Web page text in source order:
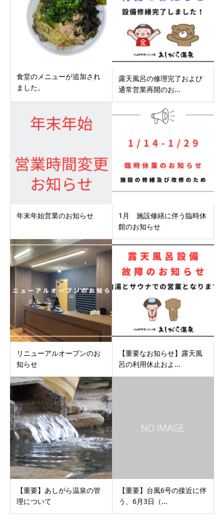
食堂のメニューが追加され
ました。
露天風呂の修理完了および
通常営業再開のお...
年末年始営業のお知らせ
1月 施設修繕に伴う臨時休
館のお知らせ
リニューアルオープンのお
知らせ
【重要なお知らせ】露天風
呂の利用休止およ...
【重要】あしがら温泉の管
理について
【重要】台風6号の接近に伴
う、6月3日（...